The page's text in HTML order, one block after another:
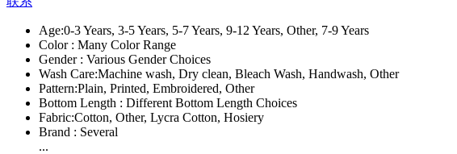
Age:0-3 Years, 3-5 Years, 5-7 Years, 9-12 Years, Other, 7-9 Years
Color : Many Color Range
Gender : Various Gender Choices
Wash Care:Machine wash, Dry clean, Bleach Wash, Handwash, Other
Pattern:Plain, Printed, Embroidered, Other
Bottom Length : Different Bottom Length Choices
Fabric:Cotton, Other, Lycra Cotton, Hosiery
Brand : Several
...